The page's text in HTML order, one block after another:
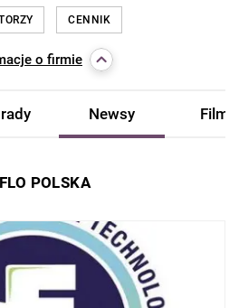
CENNIK
o firmie
Newsy Filmy
POLSKA